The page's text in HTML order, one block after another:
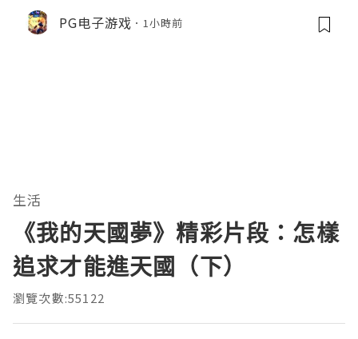
PG电子游戏 1小時前
生活
《我的天國夢》精彩片段：怎樣
追求才能進天國（下）
瀏覽次數:55122